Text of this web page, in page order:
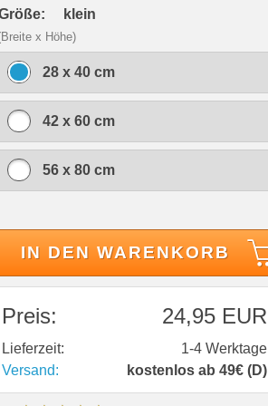
klein
x Höhe)
28 x 40 cm
42 x 60 cm
56 x 80 cm
IN DEN WARENKORB
Preis: 24,95 EUR
Lieferzeit:
1-4 Werktage
Versand:
kostenlos ab 49€ (D)